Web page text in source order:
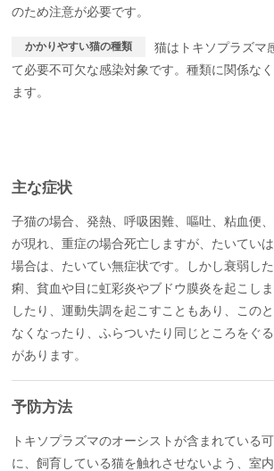
のため注意が必要です。
かかりやすい猫の種類
猫はトキソプラズマ
て必要不可欠な感染対象です。種類に関係な
ます。
主な症状
子猫の場合、発熱、呼吸困難、嘔吐、粘血便
が現れ、重症の場合死亡しますが、たいてい
場合は、たいてい無症状です。しかし衰弱し
痢、貧血や目に虹彩炎やブドウ膜炎を起こし
したり、運動失調を起こすこともあり、この
なくなったり、ふらついたり同じところをぐ
があります。
予防方法
トキソプラズマのオーシストが含まれている
に、飼育している猫を触れさせないよう、室